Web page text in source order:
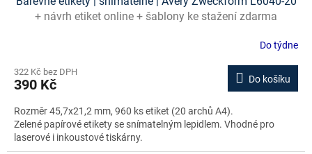
+ návrh etiket online + šablony ke stažení zdarma
Do týdne
322 Kč bez DPH
390 Kč Do košíku
Rozměr 45,7x21,2 mm, 960 ks etiket (20 archů A4).
Zelené papírové etikety se snímatelným lepidlem. Vhodné pro
laserové i inkoustové tiskárny.